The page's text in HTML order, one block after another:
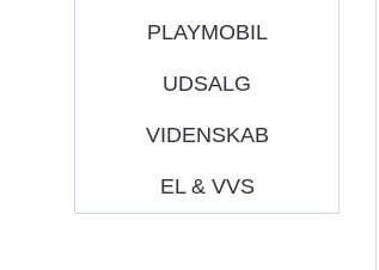
PLAYMOBIL
UDSALG
VIDENSKAB
EL & VVS